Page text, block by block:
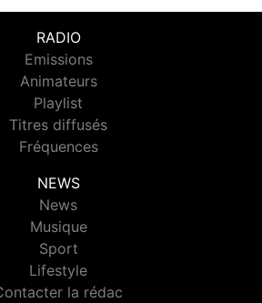
RADIO
Emissions
Animateurs
Playlist
Titres diffusés
Fréquences
NEWS
News
Musique
Sport
Lifestyle
la rédac